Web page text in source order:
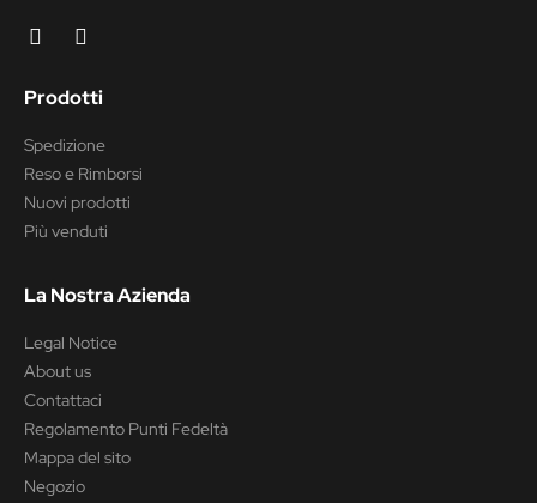
Prodotti
Spedizione
Reso e Rimborsi
Nuovi prodotti
Più venduti
La Nostra Azienda
Legal Notice
About us
Contattaci
Regolamento Punti Fedeltà
Mappa del sito
Negozio